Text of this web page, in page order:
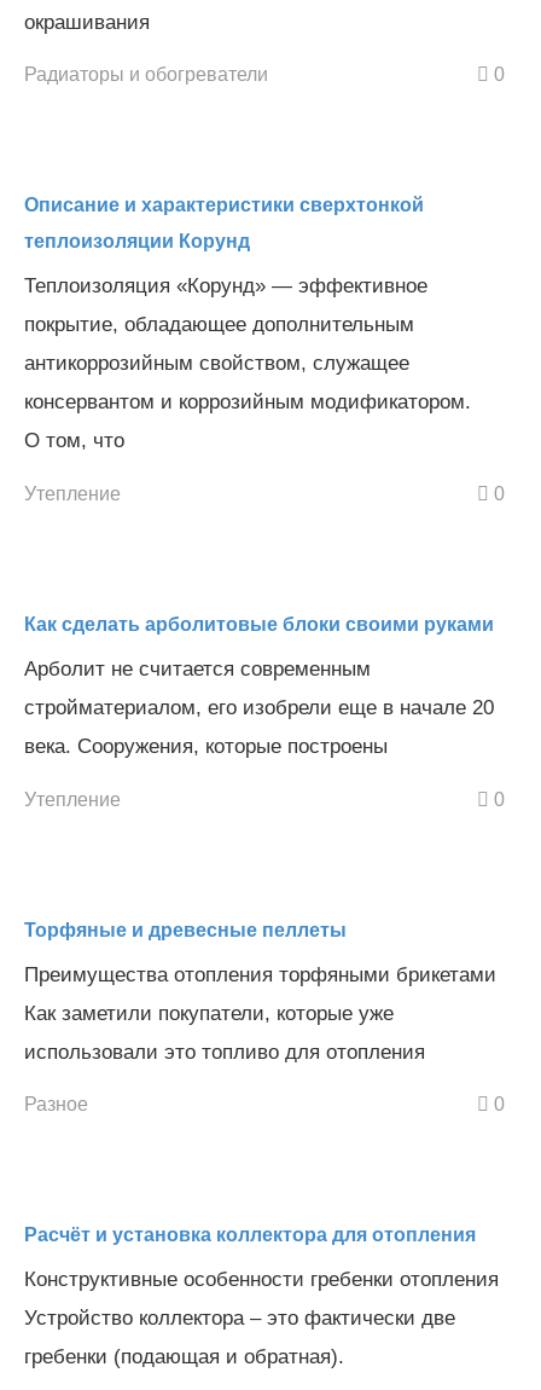
окрашивания
Радиаторы и обогреватели 0
Описание и характеристики сверхтонкой
теплоизоляции Корунд
Теплоизоляция «Корунд» — эффективное
покрытие, обладающее дополнительным
антикоррозийным свойством, служащее
консервантом и коррозийным модификатором.
О том, что
Утепление 0
Как сделать арболитовые блоки своими руками
Арболит не считается современным
стройматериалом, его изобрели еще в начале 20
века. Сооружения, которые построены
Утепление 0
Торфяные и древесные пеллеты
Преимущества отопления торфяными брикетами
Как заметили покупатели, которые уже
использовали это топливо для отопления
Разное 0
Расчёт и установка коллектора для отопления
Конструктивные особенности гребенки отопления
Устройство коллектора – это фактически две
гребенки (подающая и обратная).